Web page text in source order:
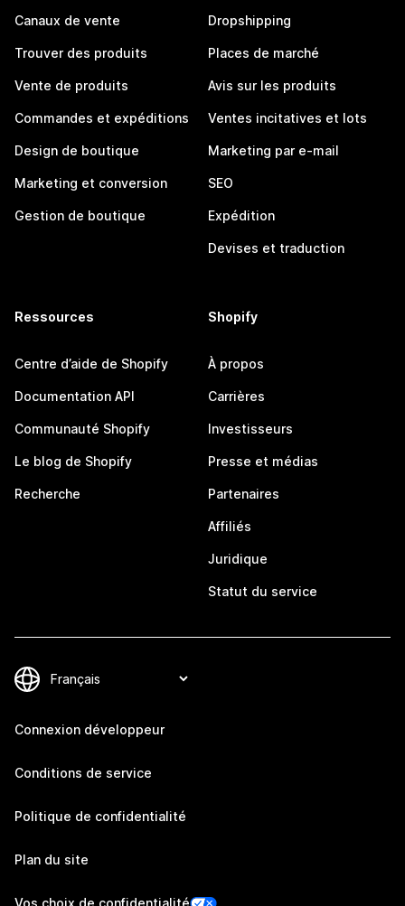
Canaux de vente
Trouver des produits
Vente de produits
Commandes et expéditions
Design de boutique
Marketing et conversion
Gestion de boutique
Dropshipping
Places de marché
Avis sur les produits
Ventes incitatives et lots
Marketing par e-mail
SEO
Expédition
Devises et traduction
Ressources
Centre d’aide de Shopify
Documentation API
Communauté Shopify
Le blog de Shopify
Recherche
Shopify
À propos
Carrières
Investisseurs
Presse et médias
Partenaires
Affiliés
Juridique
Statut du service
Connexion développeur
Conditions de service
Politique de confidentialité
Plan du site
Vos choix de confidentialité